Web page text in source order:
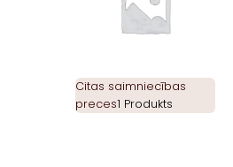
Citas saimniecības
preces1 Produkts